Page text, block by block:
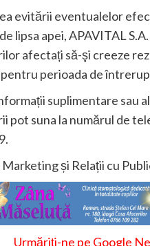
evitării eventualelor
lipsa apei, APAVITAL
afectați să-şi creeze
perioada de
suplimentare sau
pot suna la numărul de
și Relații cu
Urmăriți-ne pe Google